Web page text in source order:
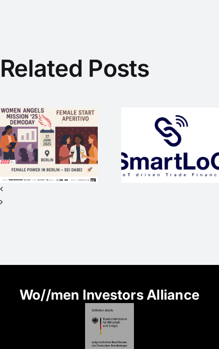
Related Posts
SmartLoC –
WEP-Startup
mit
internationaler
Vision sucht
Investor*innen
WAM25
wieder
beim
Wo//men Investors Alliance